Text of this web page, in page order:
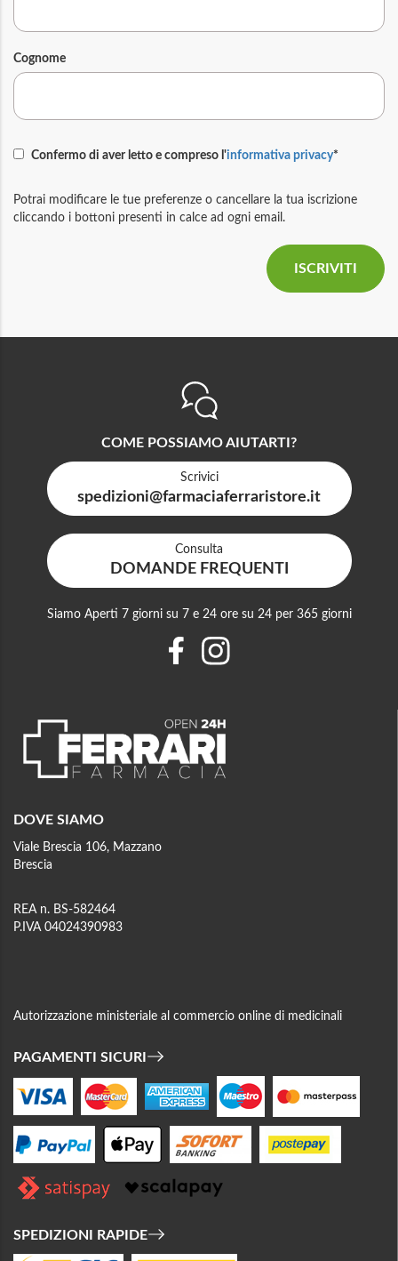
Cognome
Confermo di aver letto e compreso l'informativa privacy*
Potrai modificare le tue preferenze o cancellare la tua iscrizione
cliccando i bottoni presenti in calce ad ogni email.
DOVE SIAMO
Viale Brescia 106, Mazzano
Brescia
REA n. BS-582464
P.IVA 04024390983
Autorizzazione ministeriale al commercio online di medicinali
PAGAMENTI SICURI
SPEDIZIONI RAPIDE
COME POSSIAMO AIUTARTI?
Scrivici
spedizioni@farmaciaferraristore.it
Consulta
DOMANDE FREQUENTI
Siamo Aperti 7 giorni su 7 e 24 ore su 24 per 365 giorni